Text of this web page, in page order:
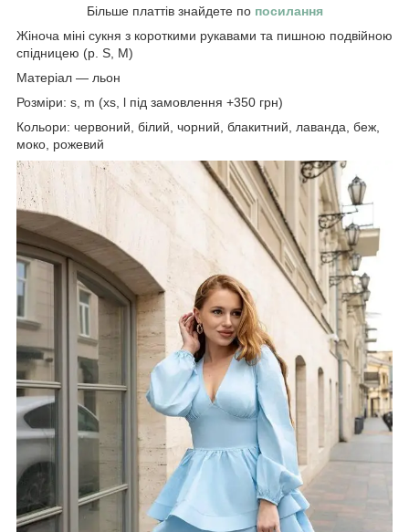
Більше платтів знайдете по посилання
Жіноча міні сукня з короткими рукавами та пишною подвійною
спідницею (р. S, M)
Матеріал — льон
Розміри: s, m (хs, l під замовлення +350 грн)
Кольори: червоний, білий, чорний, блакитний, лаванда, беж,
моко, рожевий